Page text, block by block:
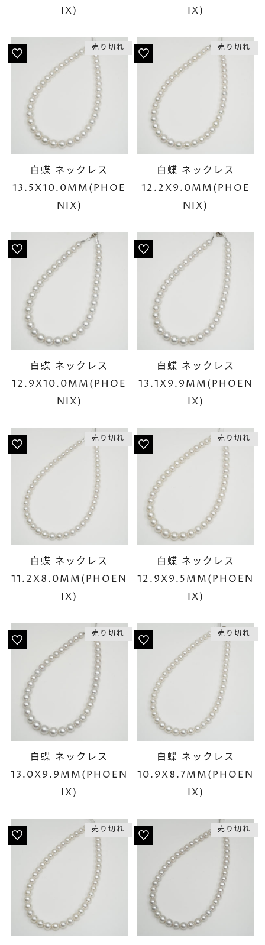
IX)
IX)
売り切れ
白蝶 ネックレス
13.5X10.0MM(PHOE
NIX)
売り切れ
白蝶 ネックレス
12.2X9.0MM(PHOE
NIX)
白蝶 ネックレス
12.9X10.0MM(PHOE
NIX)
白蝶 ネックレス
13.1X9.9MM(PHOEN
IX)
売り切れ
白蝶 ネックレス
11.2X8.0MM(PHOEN
IX)
売り切れ
白蝶 ネックレス
12.9X9.5MM(PHOEN
IX)
売り切れ
白蝶 ネックレス
13.0X9.9MM(PHOEN
IX)
売り切れ
白蝶 ネックレス
10.9X8.7MM(PHOEN
IX)
売り切れ 売り切れ